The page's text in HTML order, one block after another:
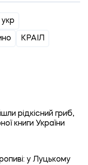
КРАІЛ
рідкісний гриб,
книги України
у Луцькому